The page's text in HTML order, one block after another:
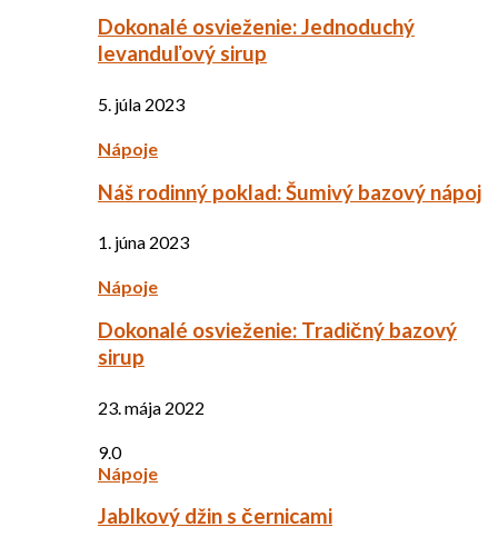
Dokonalé osvieženie: Jednoduchý
levanduľový sirup
5. júla 2023
Nápoje
Náš rodinný poklad: Šumivý bazový nápoj
1. júna 2023
Nápoje
Dokonalé osvieženie: Tradičný bazový
sirup
23. mája 2022
9.0
Nápoje
Jablkový džin s černicami